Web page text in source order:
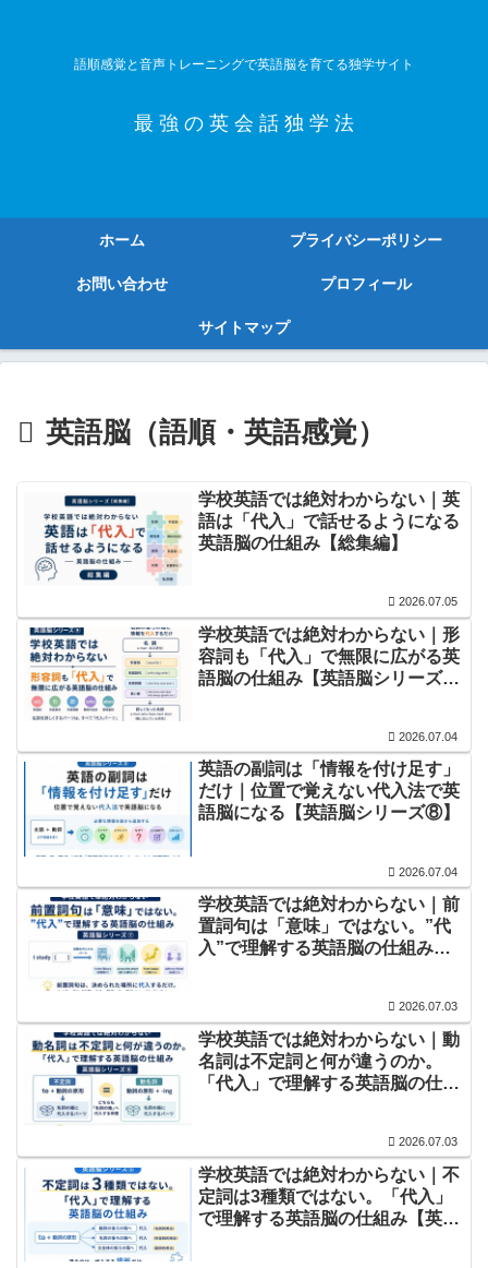
語順感覚と音声トレーニングで英語脳を育てる独学サイト
最 強 の 英 会 話 独 学 法
ホーム プライバシーポリシー
お問い合わせ プロフィール
サイトマップ
英語脳（語順・英語感覚）
​学校英語では絶対わからない｜英
語は「代入」で話せるようになる
英語脳の仕組み【総集編】
2026.07.05
​学校英語では絶対わからない｜形
容詞も「代入」で無限に広がる英
語脳の仕組み【英語脳シリーズ
2026.07.04
英語の副詞は「情報を付け足す」
だけ｜位置で覚えない代入法で英
語脳になる【英語脳シリーズ⑧】
2026.07.04
​学校英語では絶対わからない｜前
置詞句は「意味」ではない。”代
入”で理解する英語脳の仕組み
2026.07.03
​学校英語では絶対わからない｜動
名詞は不定詞と何が違うのか。
「代入」で理解する英語脳の仕組
2026.07.03
​学校英語では絶対わからない｜不
定詞は3種類ではない。「代入」
で理解する英語脳の仕組み【英語